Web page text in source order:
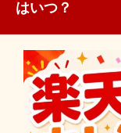
はいつ？